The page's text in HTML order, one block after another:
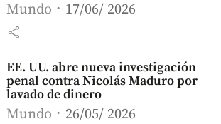
Mundo 17/06/ 2026
share
EE. UU. abre nueva investigación
penal contra Nicolás Maduro por
lavado de dinero
Mundo 26/05/ 2026